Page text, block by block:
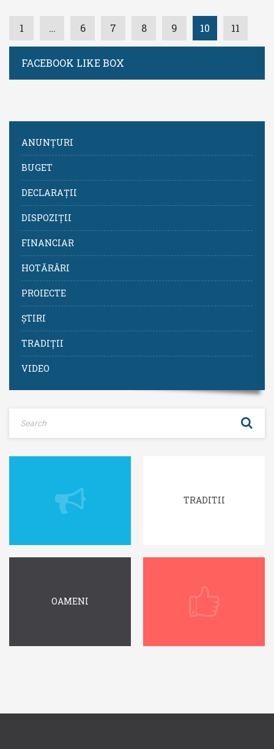
1 … 6 7 8 9 10 11
FACEBOOK LIKE BOX
ANUNȚURI
BUGET
DECLARAȚII
DISPOZIȚII
FINANCIAR
HOTĂRÂRI
PROIECTE
ȘTIRI
TRADIȚII
VIDEO
TRADITII
OAMENI